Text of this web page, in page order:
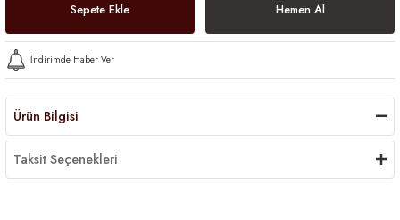
Sepete Ekle Hemen Al
İndirimde Haber Ver
Ürün Bilgisi
Taksit Seçenekleri